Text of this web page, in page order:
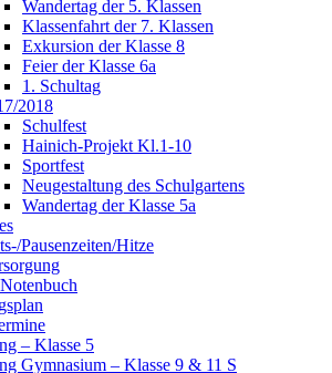
Wandertag der 5. Klassen
Klassenfahrt der 7. Klassen
Exkursion der Klasse 8
Feier der Klasse 6a
1. Schultag
2018
Schulfest
Hainich-Projekt Kl.1-10
Sportfest
Neugestaltung des Schulgartens
Wandertag der Klasse 5a
Pausenzeiten/Hitze
– Klasse 5
Gymnasium – Klasse 9 & 11 S